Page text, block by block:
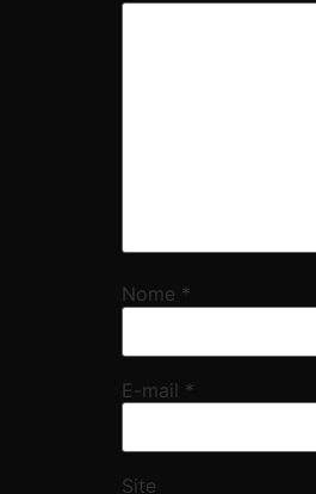
Nome *
E-mail *
Site